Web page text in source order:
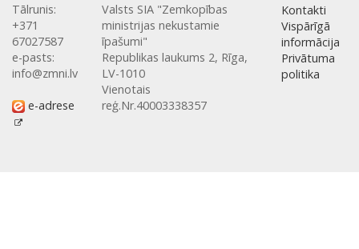
Tālrunis:
+371
67027587
e-pasts:
info@zmni.lv
e-adrese
Valsts SIA "Zemkopības
ministrijas nekustamie
īpašumi"
Republikas laukums 2, Rīga,
LV-1010
Vienotais
reģ.Nr.40003338357
Kontakti
Vispārīgā
informācija
Privātuma
politika